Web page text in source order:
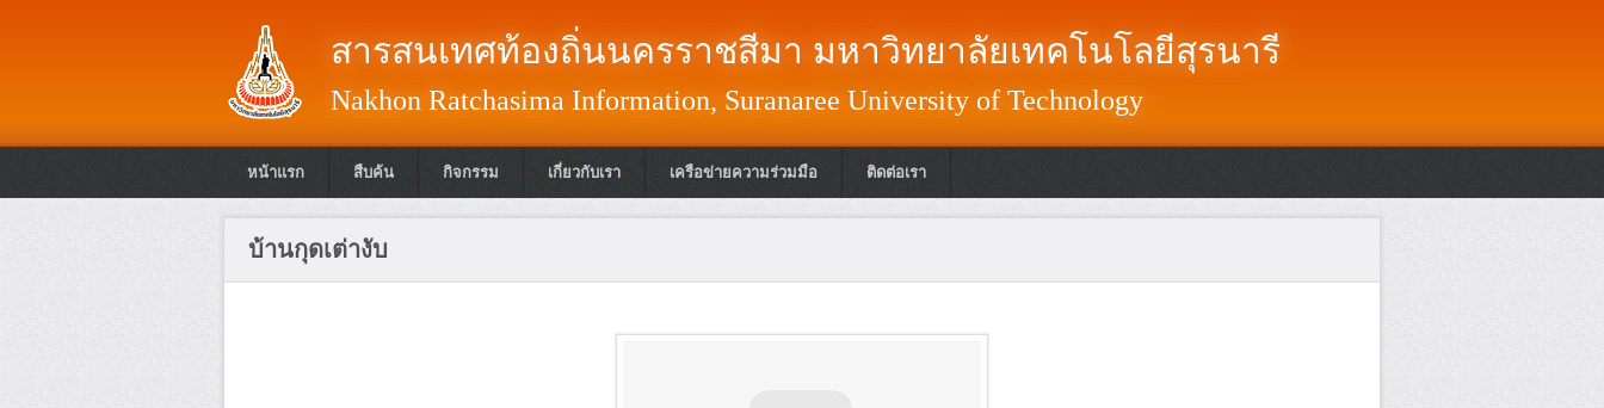
สารสนเทศท้องถิ่นนครราชสีมา มหาวิทยาลัยเทคโนโลยีสุรนารี
Nakhon Ratchasima Information, Suranaree University of Technology
หน้าแรก สืบค้น กิจกรรม เกี่ยวกับเรา เครือข่ายความร่วมมือ ติดต่อเรา
บ้านกุดเต่างับ